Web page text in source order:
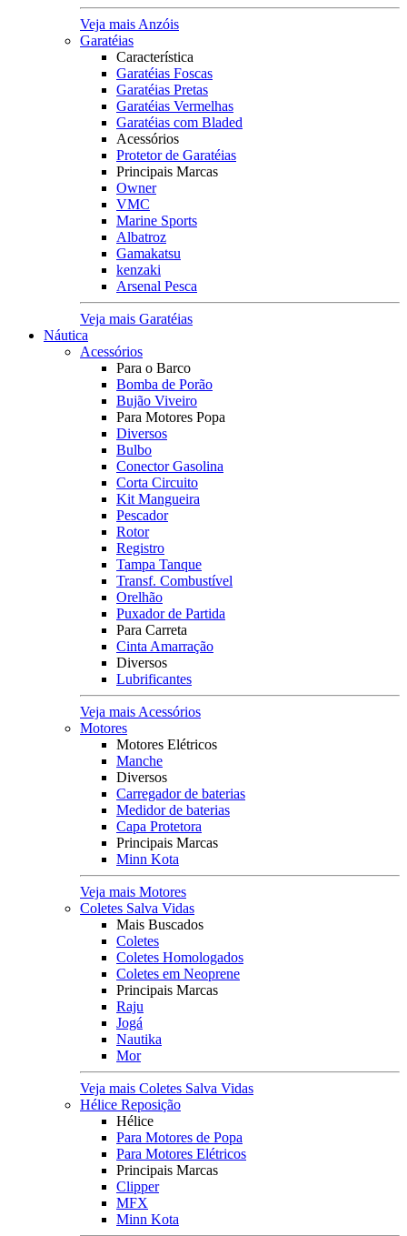
Veja mais Anzóis
Garatéias
Característica
Garatéias Foscas
Garatéias Pretas
Garatéias Vermelhas
Garatéias com Bladed
Acessórios
Protetor de Garatéias
Principais Marcas
Owner
VMC
Marine Sports
Albatroz
Gamakatsu
kenzaki
Arsenal Pesca
Veja mais Garatéias
Náutica
Acessórios
Para o Barco
Bomba de Porão
Bujão Viveiro
Para Motores Popa
Diversos
Bulbo
Conector Gasolina
Corta Circuito
Kit Mangueira
Pescador
Rotor
Registro
Tampa Tanque
Transf. Combustível
Orelhão
Puxador de Partida
Para Carreta
Cinta Amarração
Diversos
Lubrificantes
Veja mais Acessórios
Motores
Motores Elétricos
Manche
Diversos
Carregador de baterias
Medidor de baterias
Capa Protetora
Principais Marcas
Minn Kota
Veja mais Motores
Coletes Salva Vidas
Mais Buscados
Coletes
Coletes Homologados
Coletes em Neoprene
Principais Marcas
Raju
Jogá
Nautika
Mor
Veja mais Coletes Salva Vidas
Hélice Reposição
Hélice
Para Motores de Popa
Para Motores Elétricos
Principais Marcas
Clipper
MFX
Minn Kota